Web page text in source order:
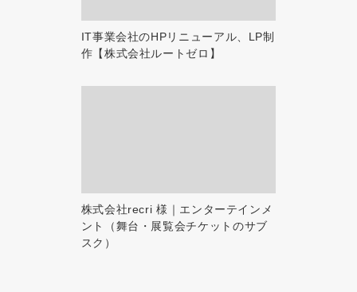
IT事業会社のHPリニューアル、LP制
作【株式会社ルートゼロ】
株式会社recri 様｜エンターテインメ
ント（舞台・展覧会チケットのサブ
スク）